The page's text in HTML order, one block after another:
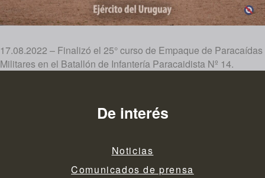
17.08.2022 – Finalizó el 25° curso de Empaque de Paracaídas
Militares en el Batallón de Infantería Paracaidista Nº 14.
De interés
Noticias
Comunicados de prensa